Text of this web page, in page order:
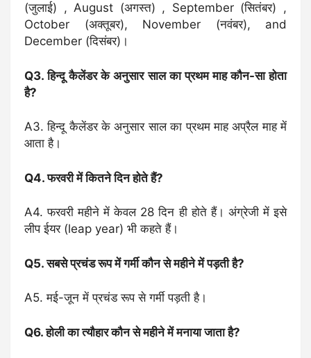
(जुलाई) , August (अगस्त) , September (सितंबर) ,
October (अक्तूबर), November (नवंबर), and
December (दिसंबर)।
Q3. हिन्दू कैलेंडर के अनुसार साल का प्रथम माह कौन-सा होता
है?
A3. हिन्दू कैलेंडर के अनुसार साल का प्रथम माह अप्रैल माह में
आता है।
Q4. फरवरी में कितने दिन होते हैं?
A4. फरवरी महीने में केवल 28 दिन ही होते हैं। अंग्रेजी में इसे
लीप ईयर (leap year) भी कहते हैं।
Q5. सबसे प्रचंड रूप में गर्मी कौन से महीने में पड़ती है?
A5. मई-जून में प्रचंड रूप से गर्मी पड़ती है।
Q6. होली का त्यौहार कौन से महीने में मनाया जाता है?